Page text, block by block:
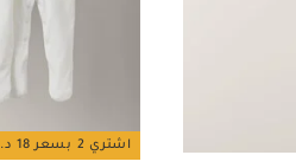
اشتري 2 بسعر 18 د.ك